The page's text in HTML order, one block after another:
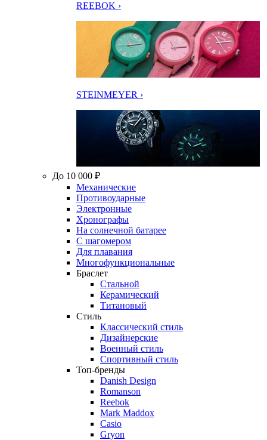
REEBOK ›
STEINMEYER ›
До 10 000 ₽
Механические
Противоударные
Электронные
Хронографы
На солнечной батарее
С шагомером
Для плавания
Многофункциональные
Браслет
Стальной
Керамический
Титановый
Стиль
Классический стиль
Дизайнерские
Военный стиль
Спортивный стиль
Топ-бренды
Danish Design
Romanson
Reebok
Mark Maddox
Casio
Gryon